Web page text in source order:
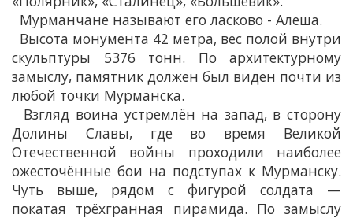
Мурманчане называют его ласково - Алеша.
Высота монумента 42 метра, вес полой внутри
скульптуры 5376 тонн. По архитектурному
замыслу, памятник должен был виден почти из
любой точки Мурманска.
Взгляд воина устремлён на запад, в сторону
Долины Славы, где во время Великой
Отечественной войны проходили наиболее
ожесточённые бои на подступах к Мурманску.
Чуть выше, рядом с фигурой солдата —
покатая трёхгранная пирамида. По замыслу